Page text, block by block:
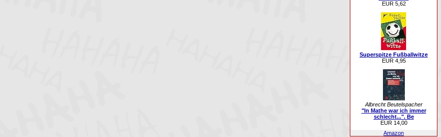
EUR 5,62
Superspitze Fußballwitze
EUR 4,95
Albrecht Beutelspacher
"In Mathe war ich immer
schlecht...". Be
EUR 14,00
Amazon